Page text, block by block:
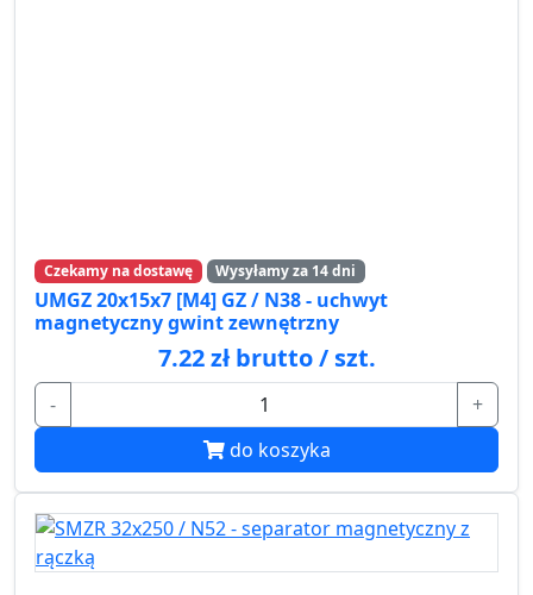
Czekamy na dostawę Wysyłamy za 14 dni
UMGZ 20x15x7 [M4] GZ / N38 - uchwyt
magnetyczny gwint zewnętrzny
7.22 zł brutto / szt.
-
+
do koszyka